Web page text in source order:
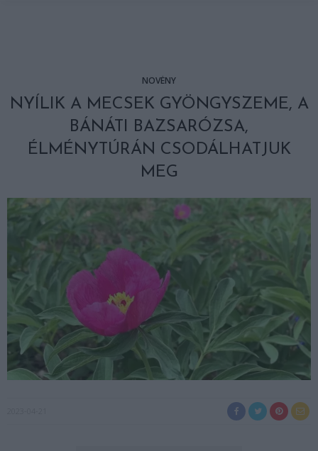
NÖVÉNY
NYÍLIK A MECSEK GYÖNGYSZEME, A
BÁNÁTI BAZSARÓZSA,
ÉLMÉNYTÚRÁN CSODÁLHATJUK
MEG